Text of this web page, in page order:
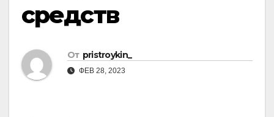
средств
От pristroykin_
ФЕВ 28, 2023